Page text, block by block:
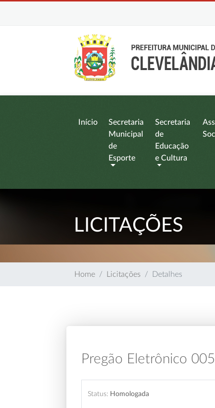
Início
Secretaria
Municipal
de
Esporte
Secretaria
de
Educação
e Cultura
LICITAÇÕES
Home Licitações Detalhes
Pregão Eletrônico
Status: Homologada